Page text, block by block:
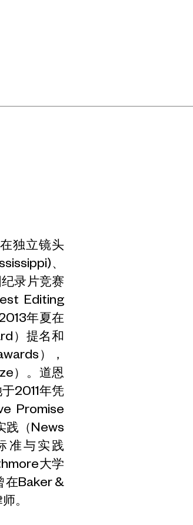
独立镜头
、
录片竞赛
Editing
年夏在
）提名和
），
）。道恩
2011年凭
Promise
践（News
准与实践
大学
在Baker &
。